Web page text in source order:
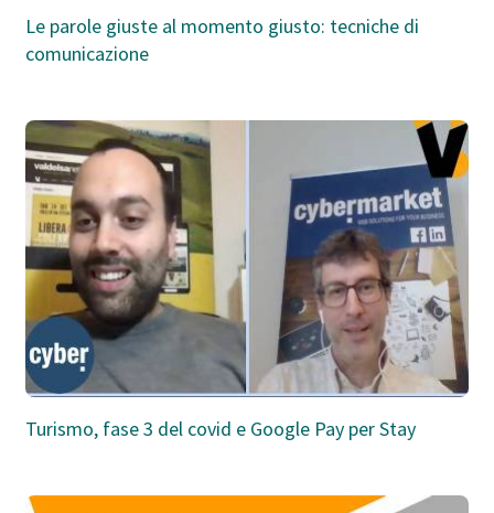
Le parole giuste al momento giusto: tecniche di
comunicazione
Turismo, fase 3 del covid e Google Pay per Stay